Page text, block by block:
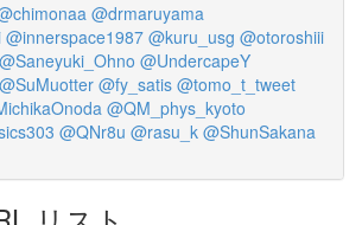
@drmaruyama
@innerspace1987 @kuru_usg @otoroshiii
@Saneyuki_Ohno @UndercapeY
@SuMuotter @fy_satis @tomo_t_tweet
@QM_phys_kyoto
@QNr8u @rasu_k @ShunSakana